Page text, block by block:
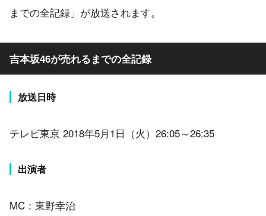
までの全記録」が放送されます。
吉本坂46が売れるまでの全記録
放送日時
テレビ東京 2018年5月1日（火）26:05～26:35
出演者
MC：東野幸治